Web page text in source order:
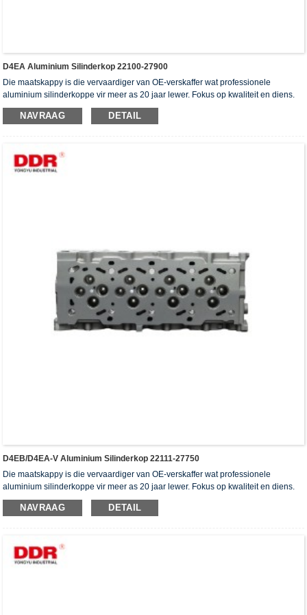
D4EA Aluminium Silinderkop 22100-27900
Die maatskappy is die vervaardiger van OE-verskaffer wat professionele
aluminium silinderkoppe vir meer as 20 jaar lewer. Fokus op kwaliteit en diens.
Die silinderkoppe het die ISO16949-verifikasiesertifikaat, "die hoë verseëling
silinderkop", "die lang lewensduur van die silinderkop" en die ander 5
NAVRAAG DETAIL
D4EB/D4EA-V Aluminium Silinderkop 22111-27750
Die maatskappy is die vervaardiger van OE-verskaffer wat professionele
aluminium silinderkoppe vir meer as 20 jaar lewer. Fokus op kwaliteit en diens.
Die silinderkoppe het die ISO16949-verifikasiesertifikaat, "die hoë verseëling
silinderkop", "die lang lewensduur van die silinderkop" en die ander 5
NAVRAAG DETAIL